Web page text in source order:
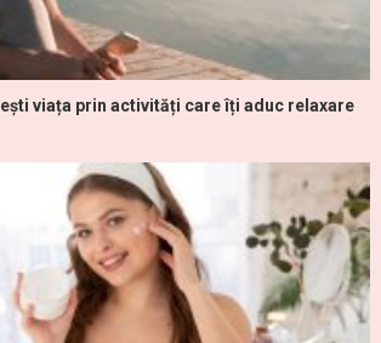
viața prin activități care îți aduc relaxare